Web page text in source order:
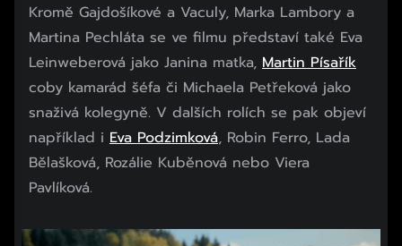
Kromě Gajdošíkové a Vaculy, Marka Lambory a
Martina Pechláta se ve filmu představí také Eva
Leinweberová jako Janina matka, Martin Písařík
coby kamarád šéfa či Michaela Petřeková jako
snaživá kolegyně. V dalších rolích se pak objeví
například i Eva Podzimková, Robin Ferro, Lada
Bělašková, Rozálie Kuběnová nebo Viera
Pavlíková.